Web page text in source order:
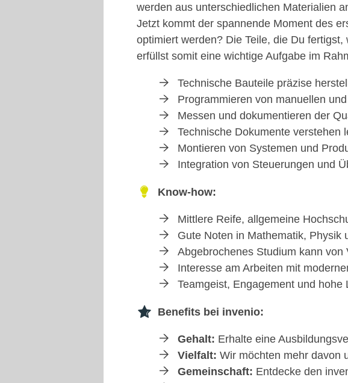
werden aus unterschiedlichen Materialien
Jetzt kommt der spannende Moment des
optimiert werden? Die Teile, die Du
erfüllst somit eine wichtige Aufgabe im
Technische Bauteile präzise
Programmieren von manuellen
Messen und dokumentieren der
Technische Dokumente verstehen
Montieren von Systemen und
Integration von Steuerungen und
Know-how:
Mittlere Reife, allgemeine
Gute Noten in Mathematik, Physik
Abgebrochenes Studium kann von
Interesse am Arbeiten mit
Teamgeist, Engagement und hohe
Benefits bei invenio:
Gehalt: Erhalte eine
Vielfalt: Wir möchten mehr davon
Gemeinschaft: Entdecke den